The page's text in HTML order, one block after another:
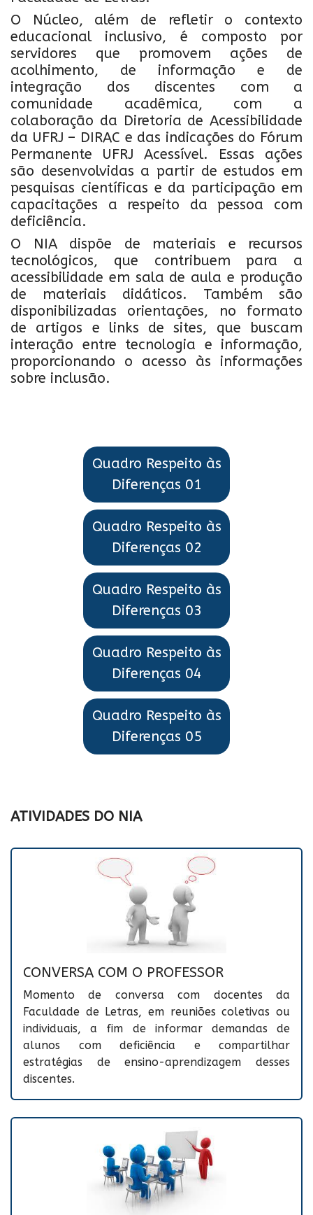
O Núcleo, além de refletir o contexto
educacional inclusivo, é composto por
servidores que promovem ações de
acolhimento, de informação e de
integração dos discentes com a
comunidade acadêmica, com a
colaboração da Diretoria de Acessibilidade
da UFRJ – DIRAC e das indicações do Fórum
Permanente UFRJ Acessível. Essas ações
são desenvolvidas a partir de estudos em
pesquisas científicas e da participação em
capacitações a respeito da pessoa com
deficiência.
O NIA dispõe de materiais e recursos
tecnológicos, que contribuem para a
acessibilidade em sala de aula e produção
de materiais didáticos. Também são
disponibilizadas orientações, no formato
de artigos e links de sites, que buscam
interação entre tecnologia e informação,
proporcionando o acesso às informações
sobre inclusão.
Quadro Respeito às
Diferenças 01
Quadro Respeito às
Diferenças 02
Quadro Respeito às
Diferenças 03
Quadro Respeito às
Diferenças 04
Quadro Respeito às
Diferenças 05
ATIVIDADES DO NIA
CONVERSA COM O PROFESSOR
Momento de conversa com docentes da
Faculdade de Letras, em reuniões coletivas ou
individuais, a fim de informar demandas de
alunos com deficiência e compartilhar
estratégias de ensino-aprendizagem desses
discentes.